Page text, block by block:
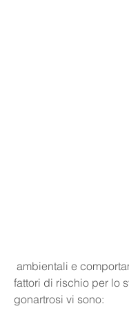
fattori di rischio per lo
gonartrosi vi sono: